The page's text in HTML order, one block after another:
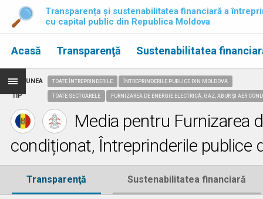
Transparența și sustenabilitatea financiară a
cu capital public din Republica Moldova
Acasă Transparenţă Sustenabilitatea
REGIUNEA
TIP
TOATE ÎNTREPRINDERILE ÎNTREPRINDERILE PUBLICE DIN MOLDOVA
TOATE SECTOARELE FURNIZAREA DE ENERGIE ELECTRICĂ, GAZ, ABUR ȘI AER
Media pentru Furnizarea
condiționat, Întreprinderile publice
Transparenţă Sustenabilitatea financiară